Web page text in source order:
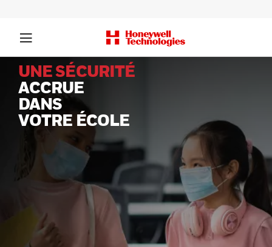
UNE SÉCURITÉ
ACCRUE
DANS
VOTRE ÉCOLE